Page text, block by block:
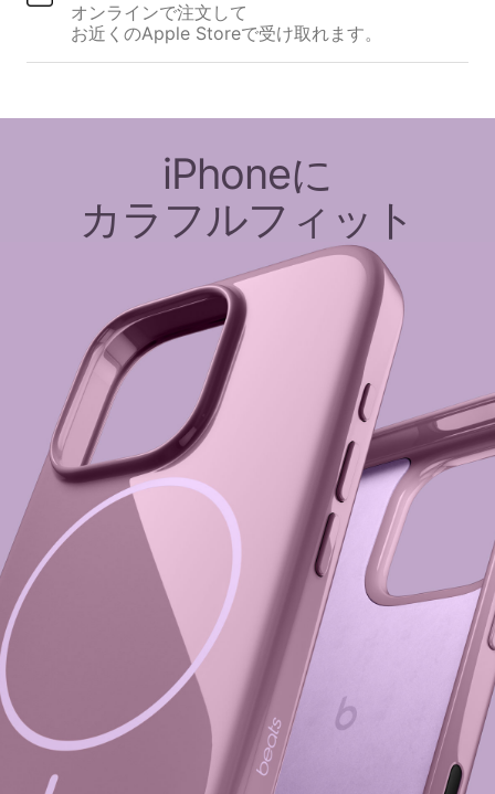
オンラインで​​注文して
お近くの​​Apple Storeで​​受け取れます。
iPhoneに
カラフルフィット